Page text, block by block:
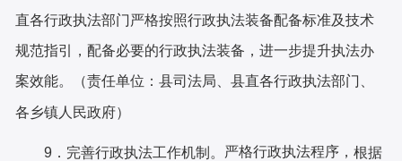
直各行政执法部门严格按照行政执法装备配备标准及技术
规范指引，配备必要的行政执法装备，进一步提升执法办
案效能。（责任单位：县司法局、县直各行政执法部门 、
各乡镇人民政府）
9．完善行政执法工作机制。 严格行政执法程序，根据